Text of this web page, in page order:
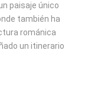
paisaje único
también ha
románica
un itinerario